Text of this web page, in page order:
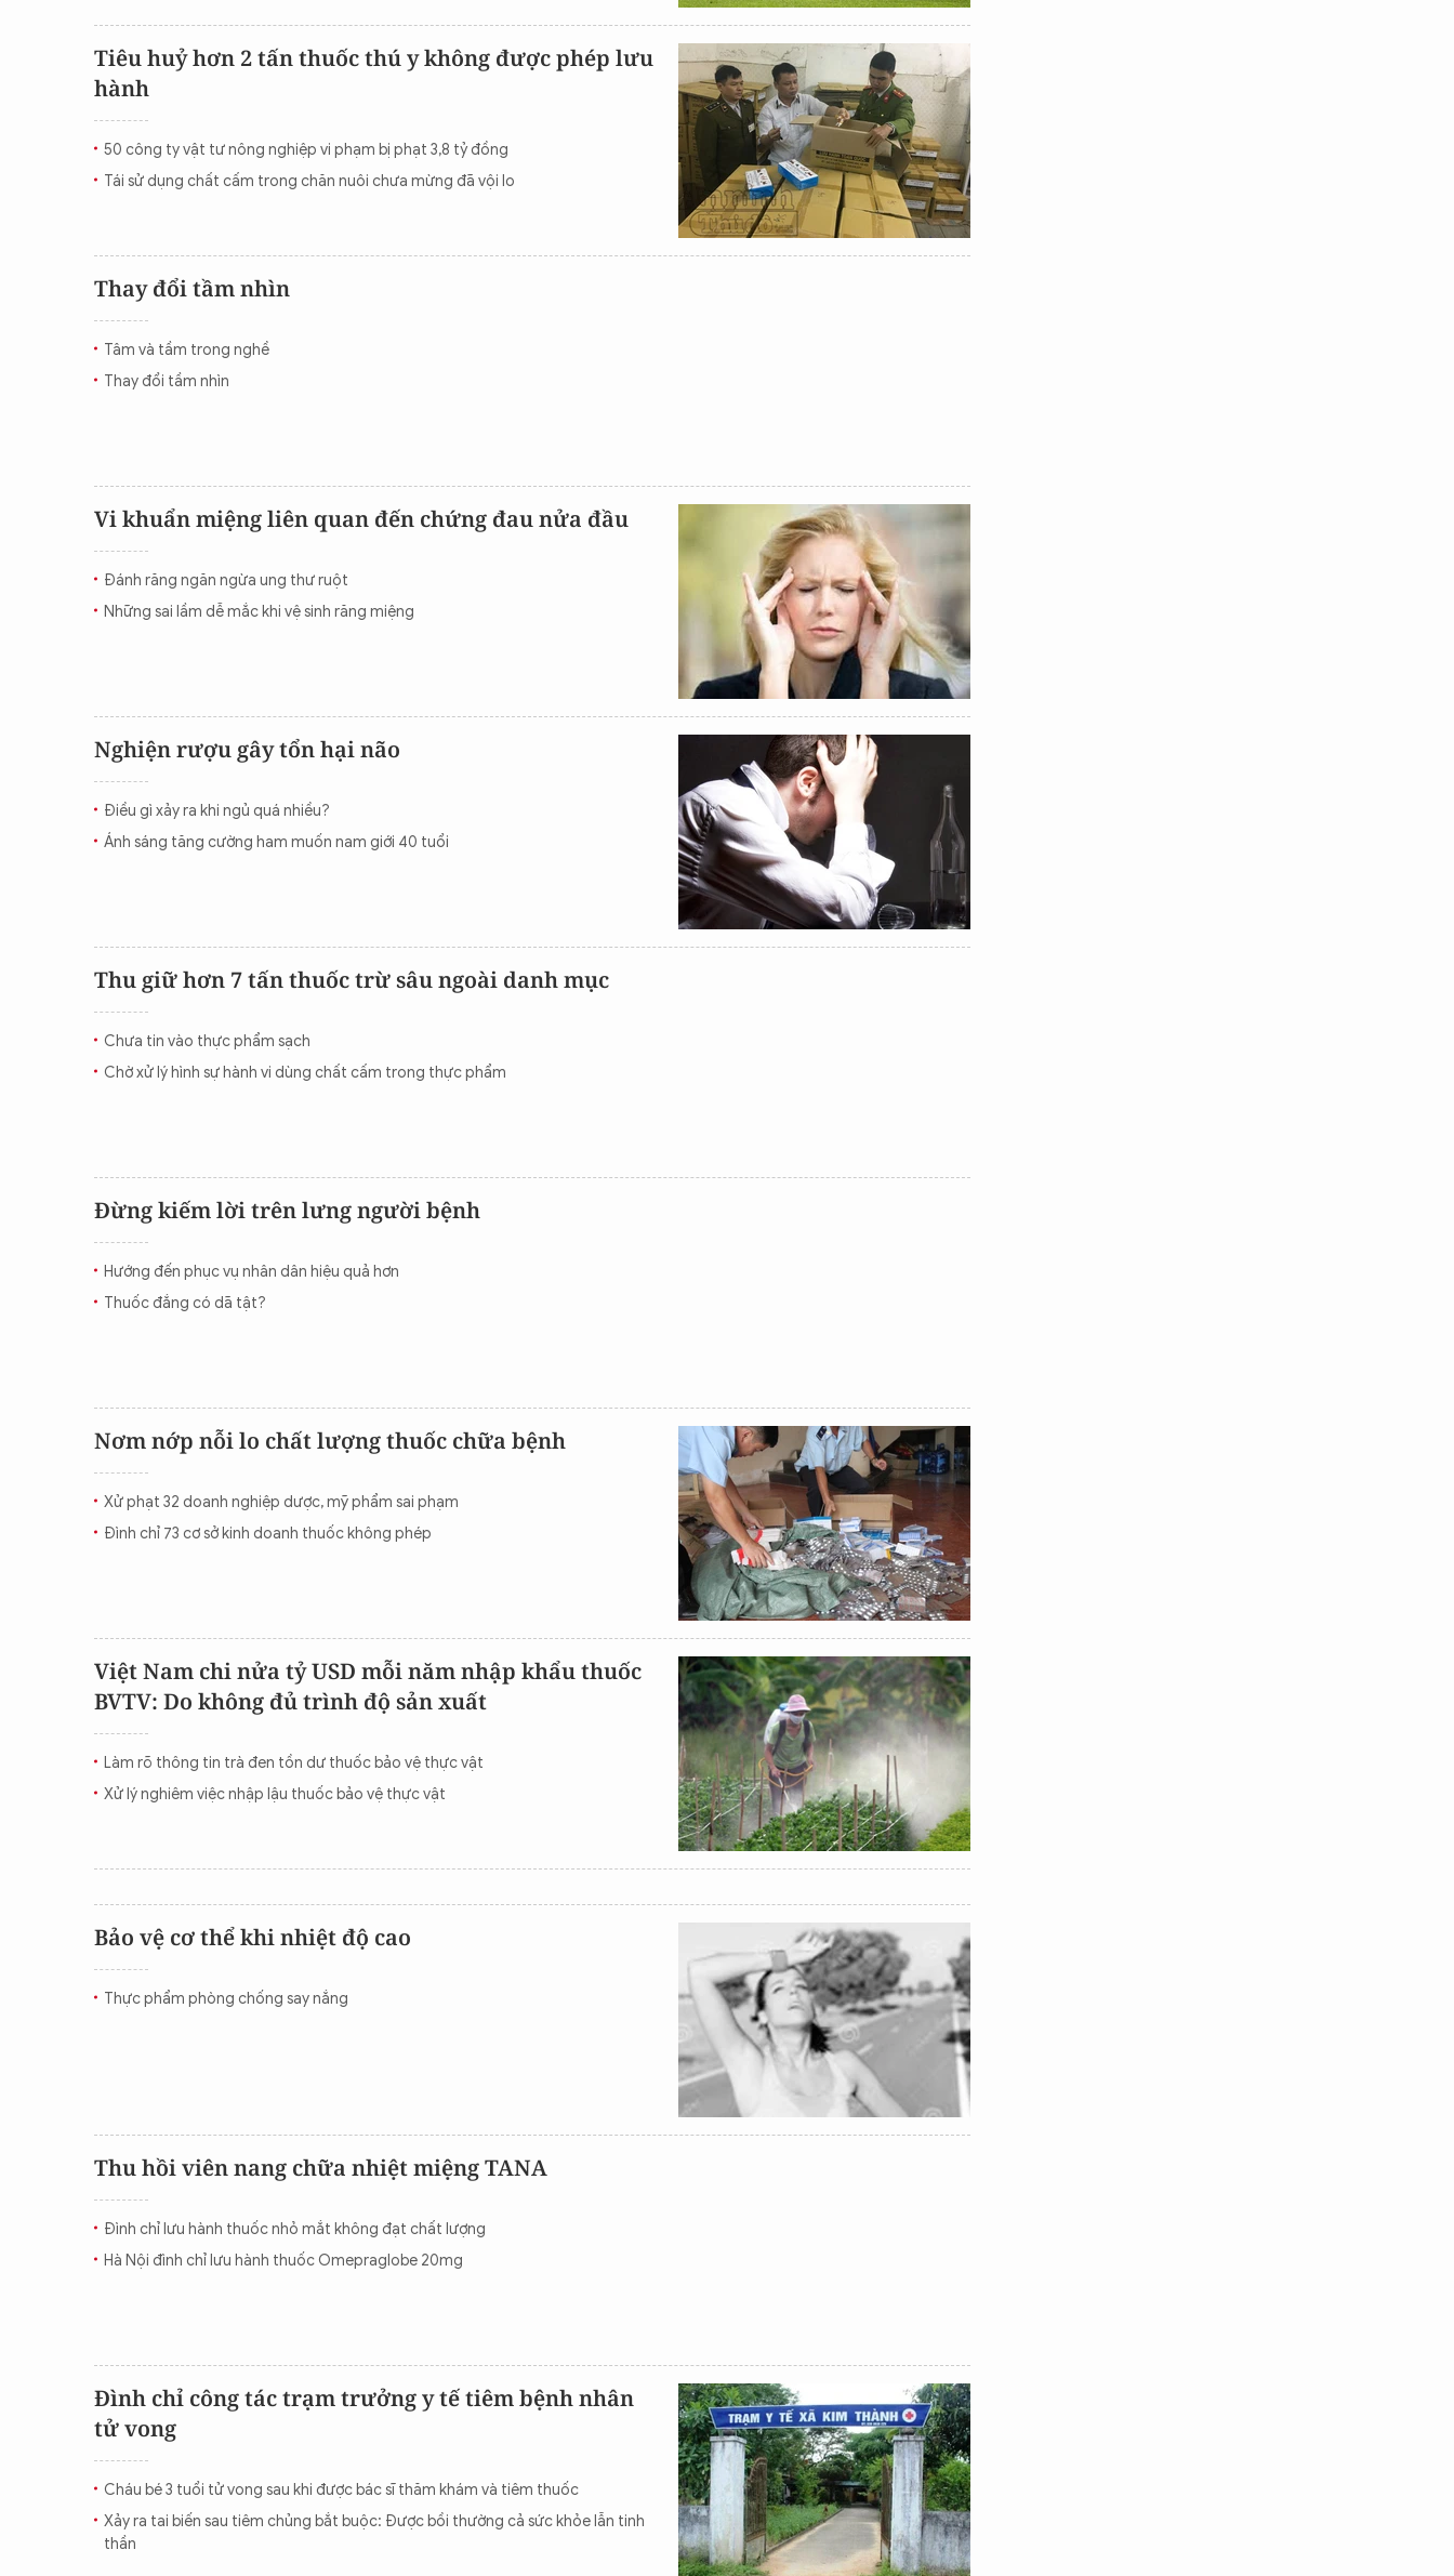
Tiêu huỷ hơn 2 tấn thuốc thú y không được phép lưu
hành
50 công ty vật tư nông nghiệp vi phạm bị phạt 3,8 tỷ đồng
Tái sử dụng chất cấm trong chăn nuôi chưa mừng đã vội lo
Thay đổi tầm nhìn
Tâm và tầm trong nghề
Thay đổi tầm nhìn
Vi khuẩn miệng liên quan đến chứng đau nửa đầu
Đánh răng ngăn ngừa ung thư ruột
Những sai lầm dễ mắc khi vệ sinh răng miệng
Nghiện rượu gây tổn hại não
Điều gì xảy ra khi ngủ quá nhiều?
Ánh sáng tăng cường ham muốn nam giới 40 tuổi
Thu giữ hơn 7 tấn thuốc trừ sâu ngoài danh mục
Chưa tin vào thực phẩm sạch
Chờ xử lý hình sự hành vi dùng chất cấm trong thực phẩm
Đừng kiếm lời trên lưng người bệnh
Hướng đến phục vụ nhân dân hiệu quả hơn
Thuốc đắng có dã tật?
Nơm nớp nỗi lo chất lượng thuốc chữa bệnh
Xử phạt 32 doanh nghiệp dược, mỹ phẩm sai phạm
Đình chỉ 73 cơ sở kinh doanh thuốc không phép
Việt Nam chi nửa tỷ USD mỗi năm nhập khẩu thuốc
BVTV: Do không đủ trình độ sản xuất
Làm rõ thông tin trà đen tồn dư thuốc bảo vệ thực vật
Xử lý nghiêm việc nhập lậu thuốc bảo vệ thực vật
Bảo vệ cơ thể khi nhiệt độ cao
Thực phẩm phòng chống say nắng
Thu hồi viên nang chữa nhiệt miệng TANA
Đình chỉ lưu hành thuốc nhỏ mắt không đạt chất lượng
Hà Nội đình chỉ lưu hành thuốc Omepraglobe 20mg
Đình chỉ công tác trạm trưởng y tế tiêm bệnh nhân
tử vong
Cháu bé 3 tuổi tử vong sau khi được bác sĩ thăm khám và tiêm thuốc
Xảy ra tai biến sau tiêm chủng bắt buộc: Được bồi thường cả sức khỏe lẫn tinh
thần